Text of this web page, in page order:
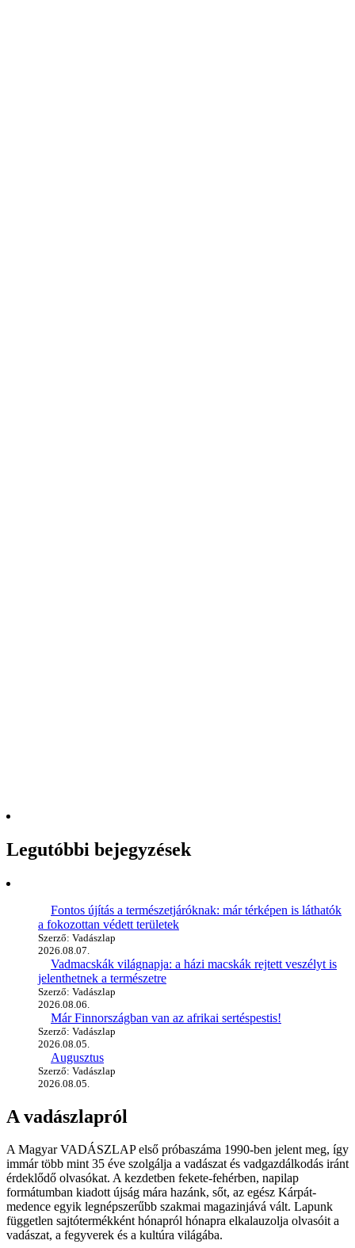
Legutóbbi bejegyzések
Fontos újítás a természetjáróknak: már térképen is láthatók
a fokozottan védett területek
Szerző: Vadászlap
2026.08.07.
Vadmacskák világnapja: a házi macskák rejtett veszélyt is
jelenthetnek a természetre
Szerző: Vadászlap
2026.08.06.
Már Finnországban van az afrikai sertéspestis!
Szerző: Vadászlap
2026.08.05.
Augusztus
Szerző: Vadászlap
2026.08.05.
A vadászlapról
A Magyar VADÁSZLAP első próbaszáma 1990-ben jelent meg, így
immár több mint 35 éve szolgálja a vadászat és vadgazdálkodás iránt
érdeklődő olvasókat. A kezdetben fekete-fehérben, napilap
formátumban kiadott újság mára hazánk, sőt, az egész Kárpát-
medence egyik legnépszerűbb szakmai magazinjává vált. Lapunk
független sajtótermékként hónapról hónapra elkalauzolja olvasóit a
vadászat, a fegyverek és a kultúra világába.